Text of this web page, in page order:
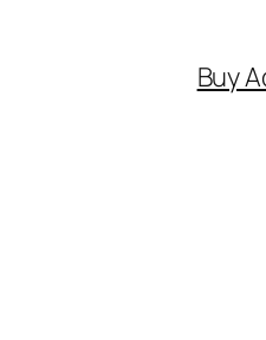
Buy